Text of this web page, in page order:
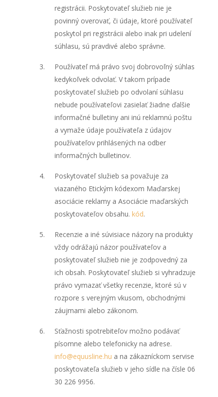
registrácii. Poskytovateľ služieb nie je
povinný overovať, či údaje, ktoré používateľ
poskytol pri registrácii alebo inak pri udelení
súhlasu, sú pravdivé alebo správne.
Používateľ má právo svoj dobrovoľný súhlas
kedykoľvek odvolať. V takom prípade
poskytovateľ služieb po odvolaní súhlasu
nebude používateľovi zasielať žiadne ďalšie
informačné bulletiny ani inú reklamnú poštu
a vymaže údaje používateľa z údajov
používateľov prihlásených na odber
informačných bulletinov.
Poskytovateľ služieb sa považuje za
viazaného Etickým kódexom Maďarskej
asociácie reklamy a Asociácie maďarských
poskytovateľov obsahu. kód.
Recenzie a iné súvisiace názory na produkty
vždy odrážajú názor používateľov a
poskytovateľ služieb nie je zodpovedný za
ich obsah. Poskytovateľ služieb si vyhradzuje
právo vymazať všetky recenzie, ktoré sú v
rozpore s verejným vkusom, obchodnými
záujmami alebo zákonom.
Sťažnosti spotrebiteľov možno podávať
písomne alebo telefonicky na adrese.
info@equusline.hu a na zákazníckom servise
poskytovateľa služieb v jeho sídle na čísle 06
30 226 9956.